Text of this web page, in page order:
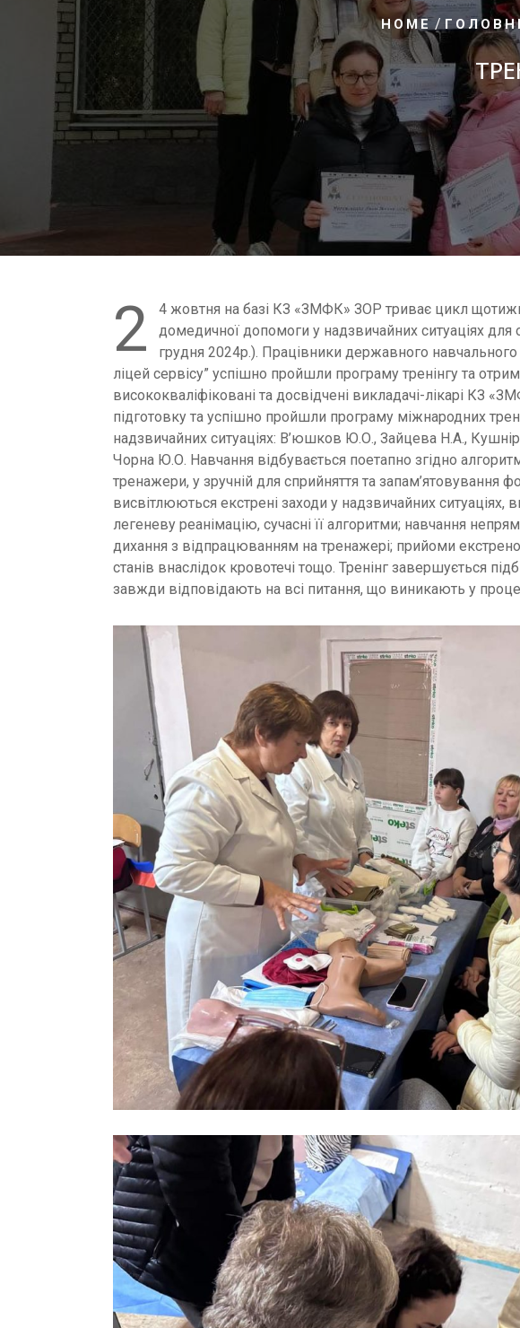
HOME /
2
4 жовтня на базі КЗ «ЗМФК» ЗОР триває цикл
домедичної допомоги у надзвичайних ситуаціях для
грудня 2024р.). Працівники державного навчального
ліцей сервісу” успішно пройшли програму тренінгу та
висококваліфіковані та досвідчені викладачі-лікарі КЗ
підготовку та успішно пройшли програму міжнародних
надзвичайних ситуаціях: В’юшков Ю.О., Зайцева Н.А.,
Чорна Ю.О. Навчання відбувається поетапно згідно
тренажери, у зручній для сприйняття та запам’ятовування
висвітлюються екстрені заходи у надзвичайних
легеневу реанімацію, сучасні її алгоритми; навчання
дихання з відпрацюванням на тренажері; прийоми
станів внаслідок кровотечі тощо. Тренінг завершується
завжди відповідають на всі питання, що виникають у